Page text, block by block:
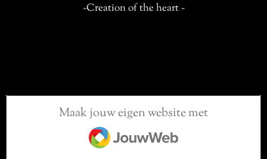
~Creation of the heart ~
Maak jouw eigen website met
JouwWeb